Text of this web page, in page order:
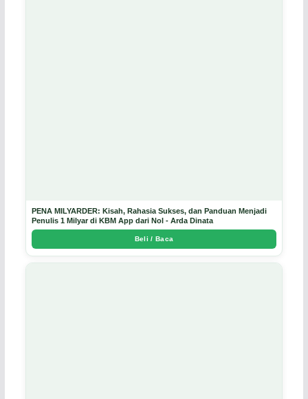
PENA MILYARDER: Kisah, Rahasia Sukses, dan Panduan Menjadi
Penulis 1 Milyar di KBM App dari Nol - Arda Dinata
Beli / Baca